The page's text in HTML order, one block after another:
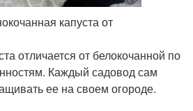
капуста от
отличается от белокочанной по
Каждый садовод сам
ее на своем огороде.